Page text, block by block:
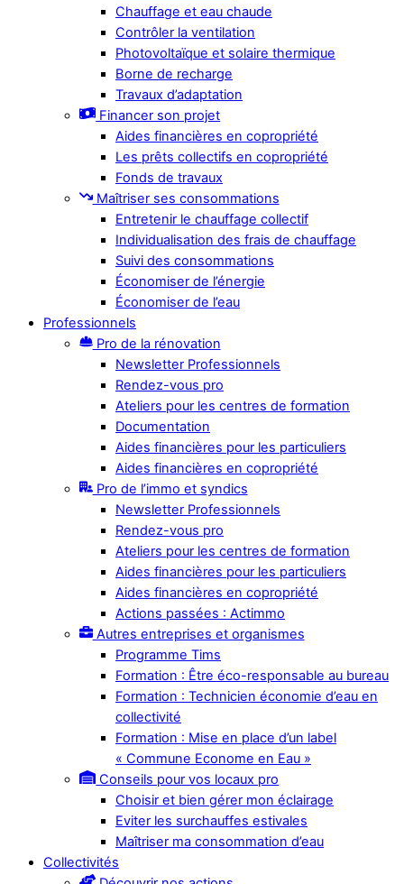
Chauffage et eau chaude
Contrôler la ventilation
Photovoltaïque et solaire thermique
Borne de recharge
Travaux d’adaptation
Financer son projet
Aides financières en copropriété
Les prêts collectifs en copropriété
Fonds de travaux
Maîtriser ses consommations
Entretenir le chauffage collectif
Individualisation des frais de chauffage
Suivi des consommations
Économiser de l’énergie
Économiser de l’eau
Professionnels
Pro de la rénovation
Newsletter Professionnels
Rendez-vous pro
Ateliers pour les centres de formation
Documentation
Aides financières pour les particuliers
Aides financières en copropriété
Pro de l’immo et syndics
Newsletter Professionnels
Rendez-vous pro
Ateliers pour les centres de formation
Aides financières pour les particuliers
Aides financières en copropriété
Actions passées : Actimmo
Autres entreprises et organismes
Programme Tims
Formation : Être éco-responsable au bureau
Formation : Technicien économie d’eau en
collectivité
Formation : Mise en place d’un label
« Commune Econome en Eau »
Conseils pour vos locaux pro
Choisir et bien gérer mon éclairage
Eviter les surchauffes estivales
Maîtriser ma consommation d’eau
Collectivités